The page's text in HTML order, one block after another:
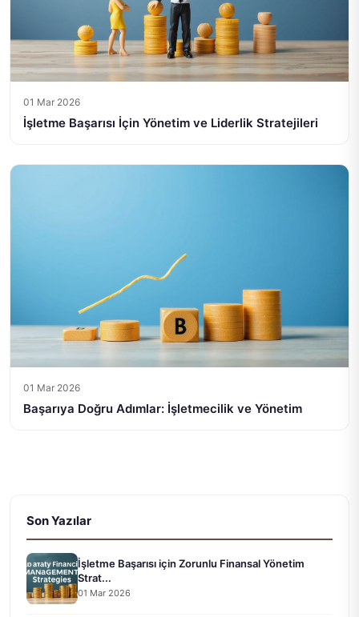
01 Mar 2026
İşletme Başarısı İçin Yönetim ve Liderlik Stratejileri
01 Mar 2026
Başarıya Doğru Adımlar: İşletmecilik ve Yönetim
Son Yazılar
İşletme Başarısı için Zorunlu Finansal Yönetim
Strat...
01 Mar 2026